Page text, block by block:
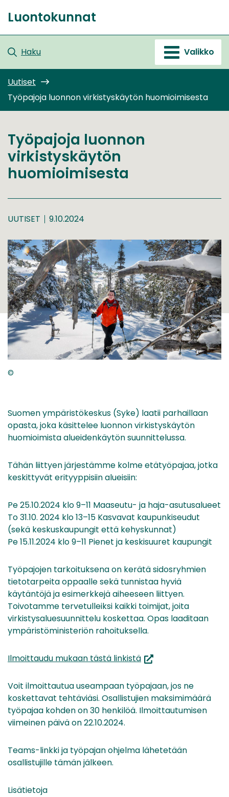
sisältöön
Etusivu
Luontokunnat
Haku Valikko
Uutiset
Työpajoja luonnon virkistyskäytön huomioimisesta
Työpajoja luonnon
virkistyskäytön
huomioimisesta
UUTISET 9.10.2024
©
Suomen ympäristökeskus (Syke) laatii parhaillaan
opasta, joka käsittelee luonnon virkistyskäytön
huomioimista alueidenkäytön suunnittelussa.
Tähän liittyen järjestämme kolme etätyöpajaa, jotka
keskittyvät erityyppisiin alueisiin:
Pe 25.10.2024 klo 9–11 Maaseutu- ja haja-asutusalueet
To 31.10. 2024 klo 13–15 Kasvavat kaupunkiseudut
(sekä keskuskaupungit että kehyskunnat)
Pe 15.11.2024 klo 9–11 Pienet ja keskisuuret kaupungit
Työpajojen tarkoituksena on kerätä sidosryhmien
tietotarpeita oppaalle sekä tunnistaa hyviä
käytäntöjä ja esimerkkejä aiheeseen liittyen.
Toivotamme tervetulleiksi kaikki toimijat, joita
virkistysaluesuunnittelu koskettaa. Opas laaditaan
ympäristöministeriön rahoituksella.
Ilmoittaudu mukaan tästä linkistä(siirryt
palveluun)
Voit ilmoittautua useampaan työpajaan, jos ne
koskettavat tehtäviäsi. Osallistujien maksimimäärä
työpajaa kohden on 30 henkilöä. Ilmoittautumisen
viimeinen päivä on 22.10.2024.
Teams-linkki ja työpajan ohjelma lähetetään
osallistujille tämän jälkeen.
Lisätietoja